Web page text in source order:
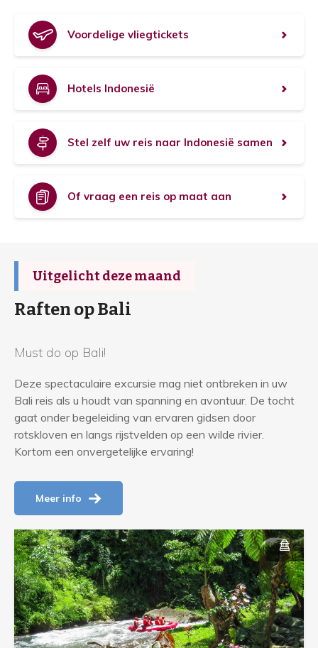
Voordelige vliegtickets
Hotels Indonesië
Stel zelf uw reis naar Indonesië samen
Of vraag een reis op maat aan
U
i
t
e
i
c
h
t
z
e
m
a
a
n
d
Uitgelicht deze maand
Raften op Bali
Must do op Bali!
Deze spectaculaire excursie mag niet ontbreken in uw
Bali reis als u houdt van spanning en avontuur. De tocht
gaat onder begeleiding van ervaren gidsen door
rotskloven en langs rijstvelden op een wilde rivier.
Kortom een onvergetelijke ervaring!
Meer info